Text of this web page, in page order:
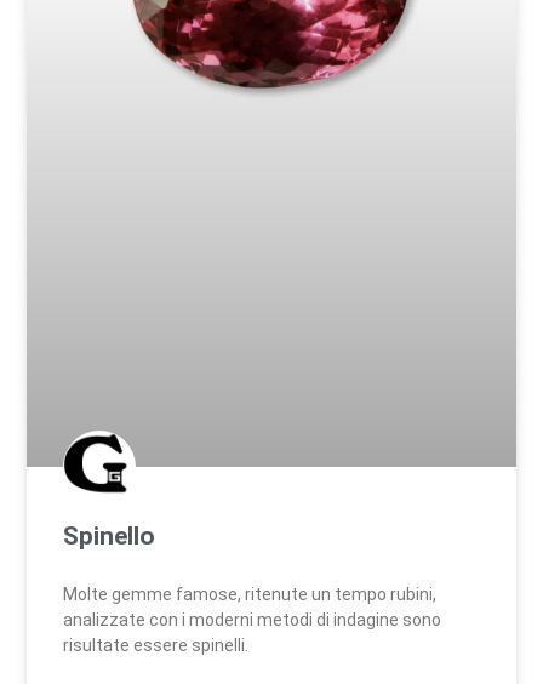
Spinello
Molte gemme famose, ritenute un tempo rubini,
analizzate con i moderni metodi di indagine sono
risultate essere spinelli.